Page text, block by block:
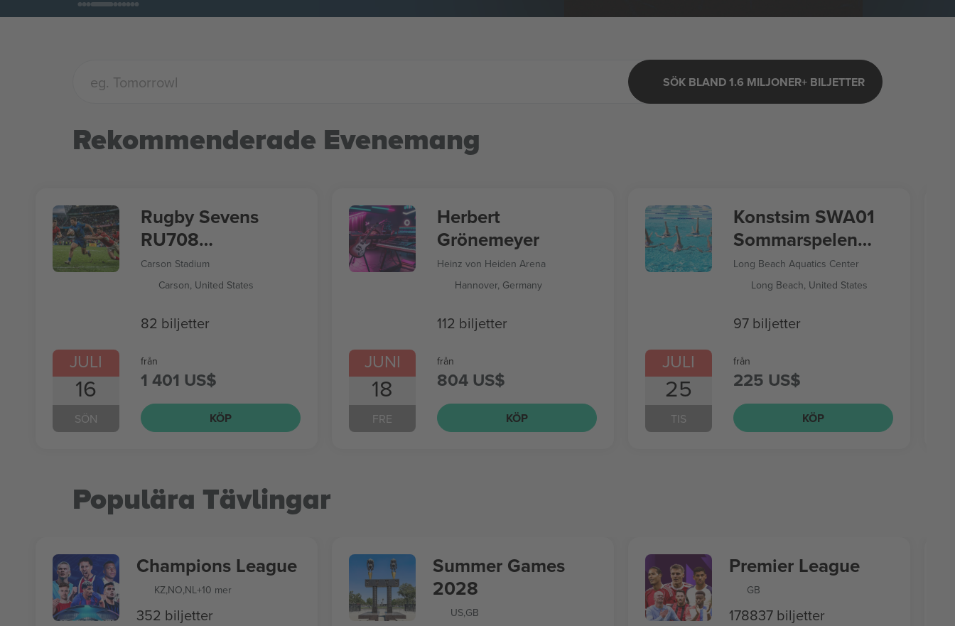
SÖK BLAND 1.6 MILJONER+ BILJETTER
Rekommenderade Evenemang
JULI
16
SÖN
Rugby Sevens
RU708
Sommarspelen
2028
Carson Stadium
Carson, United States
82 biljetter
från
1 401 US$
KÖP
JUNI
18
FRE
Herbert
Grönemeyer
Heinz von Heiden Arena
Hannover, Germany
112 biljetter
från
804 US$
KÖP
JULI
25
TIS
Konstsim SWA01
Sommarspelen
2028
Long Beach Aquatics Center
Long Beach, United States
97 biljetter
från
225 US$
KÖP
Populära Tävlingar
Champions League
KZ,NO,NL+10 mer
352 biljetter
Summer Games
2028
US,GB
Premier League
GB
178837 biljetter